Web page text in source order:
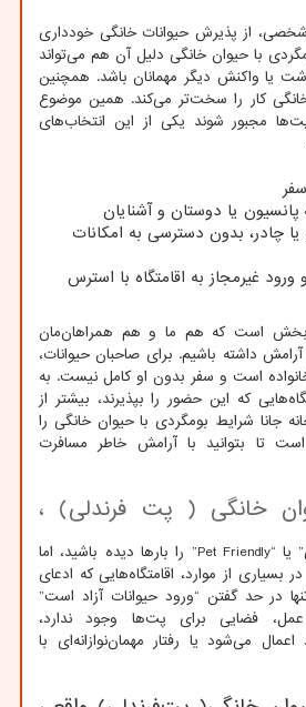
از پذیرش حیوانات خانگی خودداری
با حیوان خانگی دلیل آن هم می‌تواند
یا واکنش دیگر مهمانان باشد. همچنین
خانگی کار را سخت‌تر می‌کند. همین موضوع
مجبور شوند یکی از این انتخاب‌های
یا دوستان و آشنایان
چادر، بدون دسترسی به امکانات
غیرمجاز به اقامتگاه با استرس
است که هم ما و هم همراهان‌مان
داشته باشیم. برای صاحبان حیوانات،
است و سفر بدون او کامل نیست. به
که این حضور را بپذیرند، بیشتر از
شرایط بومگردی با حیوان خانگی را
تا بتوانید با آرامش خاطر مسافرت
خانگی ( پت فرندلی) ،
شاید اصطلاح “پت‌فرندلی” یا “Pet Friendly” را بارها دیده باشید، اما
از موارد، اقامتگاه‌هایی که ادعای
در حد گفتن “ورود حیوانات آزاد است”
فضایی برای پت‌ها وجود ندارد،
می‌شود یا رفتار مهمان‌نوازانه‌ای با